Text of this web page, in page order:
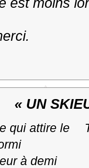
« UN
qui attire le
à demi